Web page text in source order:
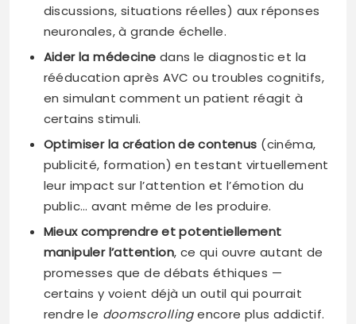
discussions, situations réelles) aux réponses
neuronales, à grande échelle.
Aider la médecine dans le diagnostic et la
rééducation après AVC ou troubles cognitifs,
en simulant comment un patient réagit à
certains stimuli.
Optimiser la création de contenus (cinéma,
publicité, formation) en testant virtuellement
leur impact sur l’attention et l’émotion du
public… avant même de les produire.
Mieux comprendre et potentiellement
manipuler l’attention, ce qui ouvre autant de
promesses que de débats éthiques —
certains y voient déjà un outil qui pourrait
rendre le doomscrollingencore plus addictif.